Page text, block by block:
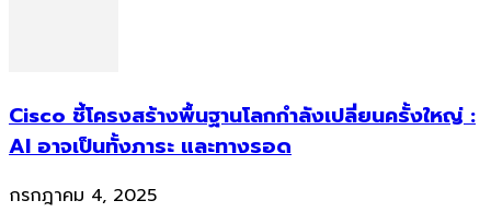
Cisco ชี้โครงสร้างพื้นฐานโลกกำลังเปลี่ยนครั้งใหญ่ :
AI อาจเป็นทั้งภาระ และทางรอด
กรกฎาคม 4, 2025